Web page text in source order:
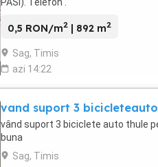
0,5 RON/m2 | 892 m2
Sag, Timis
azi 14:22
vand suport 3
vând suport 3 biciclete auto thule
buna
Sag, Timis